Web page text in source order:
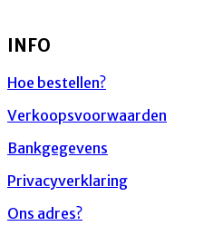
INFO
Hoe bestellen?
Verkoopsvoorwaarden
Bankgegevens
Privacyverklaring
Ons adres?